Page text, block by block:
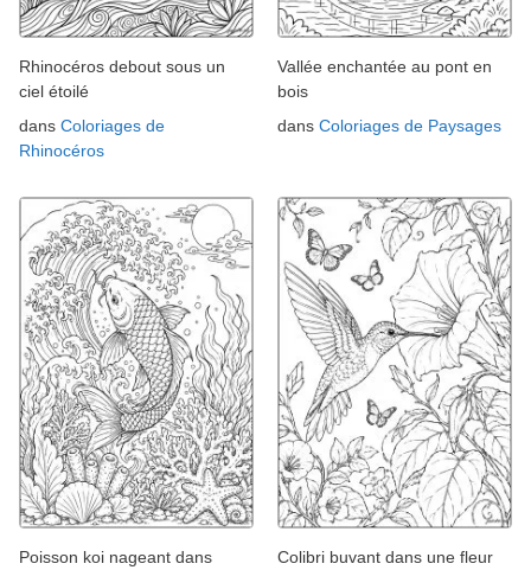
Rhinocéros debout sous un
ciel étoilé
dans Coloriages de
Rhinocéros
Vallée enchantée au pont en
bois
dans Coloriages de Paysages
Poisson koi nageant dans
Colibri buvant dans une fleur